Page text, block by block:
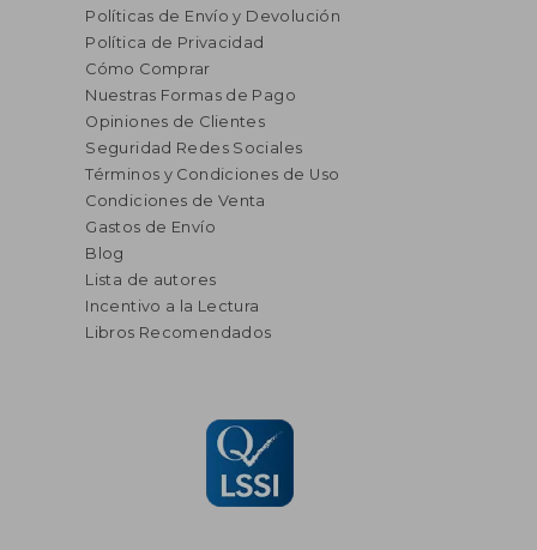
Políticas de Envío y Devolución
Política de Privacidad
Cómo Comprar
Nuestras Formas de Pago
Opiniones de Clientes
Seguridad Redes Sociales
Términos y Condiciones de Uso
Condiciones de Venta
Gastos de Envío
Blog
Lista de autores
Incentivo a la Lectura
Libros Recomendados